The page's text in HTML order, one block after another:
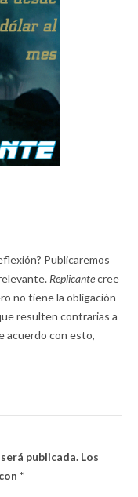
Publicaremos
Replicantecree
no tiene la obligación
resulten contrarias a
acuerdo con esto,
publicada. Los
*